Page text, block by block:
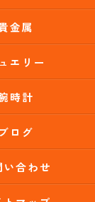
金属
エリー
時計
ブログ
い合わせ